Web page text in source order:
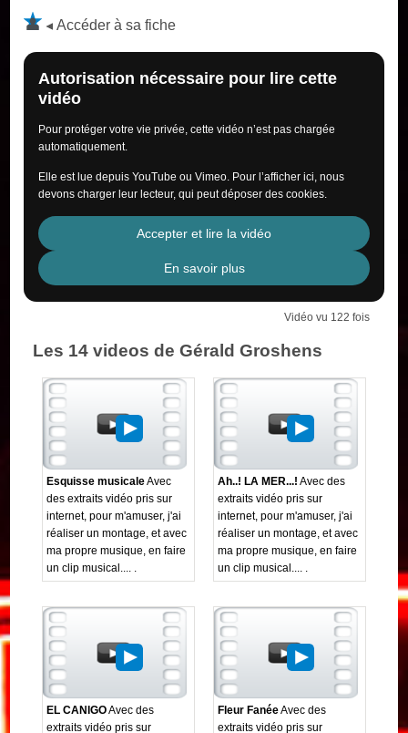
Accéder à sa fiche
Autorisation nécessaire pour lire cette
vidéo
Pour protéger votre vie privée, cette vidéo n’est pas chargée
automatiquement.
Elle est lue depuis YouTube ou Vimeo. Pour l’afficher ici, nous
devons charger leur lecteur, qui peut déposer des cookies.
Accepter et lire la vidéo
En savoir plus
Vidéo vu 122 fois
Les 14 videos de Gérald Groshens
Esquisse musicaleAvec
des extraits vidéo pris sur
internet, pour m'amuser, j'ai
réaliser un montage, et avec
ma propre musique, en faire
un clip musical.... .
Ah..! LA MER...! Avec des
extraits vidéo pris sur
internet, pour m'amuser, j'ai
réaliser un montage, et avec
ma propre musique, en faire
un clip musical.... .
EL CANIGOAvec des
extraits vidéo pris sur
Fleur FanéeAvec des
extraits vidéo pris sur